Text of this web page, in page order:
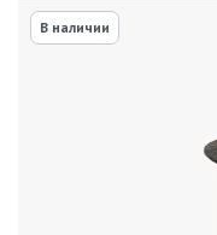
В наличии